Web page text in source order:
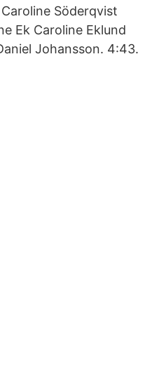
Söderqvist
Ek Caroline Eklund
Johansson. 4:43.